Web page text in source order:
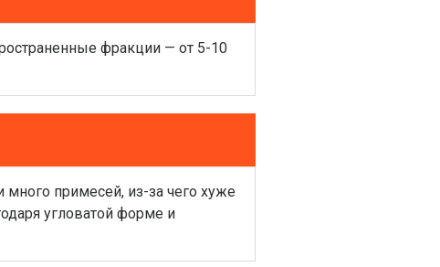
фракции — от 5-10
примесей, из-за чего хуже
угловатой форме и